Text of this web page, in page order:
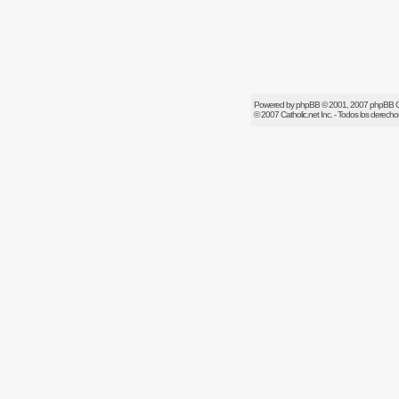
Powered byphpBB© 2001, 2007 phpBB
© 2007Catholic.netInc. - Todos los